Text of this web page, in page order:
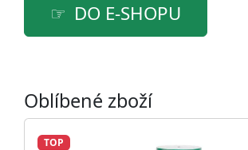
DO E-SHOPU
Oblíbené zboží
TOP